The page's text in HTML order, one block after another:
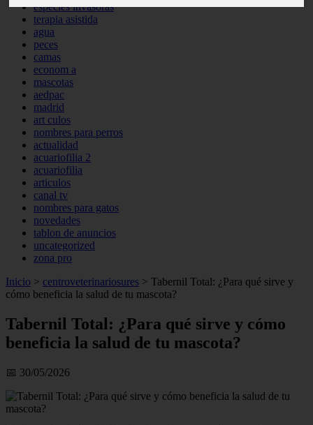
especies invasoras
terapia asistida
agua
peces
camas
econom a
mascotas
aedpac
madrid
art culos
nombres para perros
actualidad
acuariofilia 2
acuariofilia
articulos
canal tv
nombres para gatos
novedades
tablon de anuncios
uncategorized
zona pro
Inicio > centroveterinariosures > Tabernil Total: ¿Para qué sirve y
cómo beneficia la salud de tu mascota?
Tabernil Total: ¿Para qué sirve y cómo
beneficia la salud de tu mascota?
📅 30/05/2026